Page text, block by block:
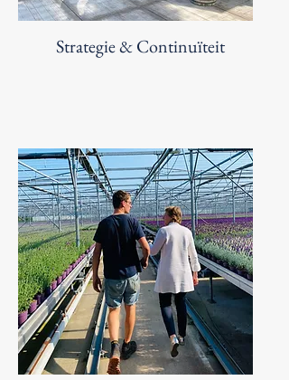
Strategie & Continuïteit